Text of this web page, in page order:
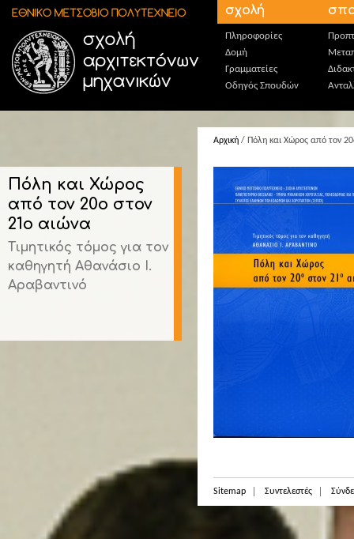
Παράκαμψη προς το κυρίως περιεχόμενο σχολή
Πληροφορίες
Δομή
Γραμματείες
Οδηγός Σπουδών
Πόλη και Χώρος
από τον 20ο στον
21ο αιώνα
Τιμητικός τόμος για τον
καθηγητή Αθανάσιο Ι.
Αραβαντινό
Αρχική / Πόλη και Χώρος από τον
Sitemap Συντελεστές